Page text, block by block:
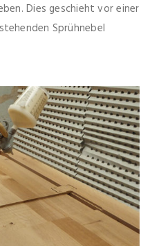
Dies geschieht vor einer
Sprühnebel